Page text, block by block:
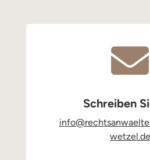

Schreiben
wetzel.de